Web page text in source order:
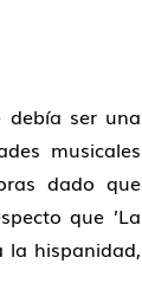
debía ser una
musicales
dado que
que ’La
la hispanidad,